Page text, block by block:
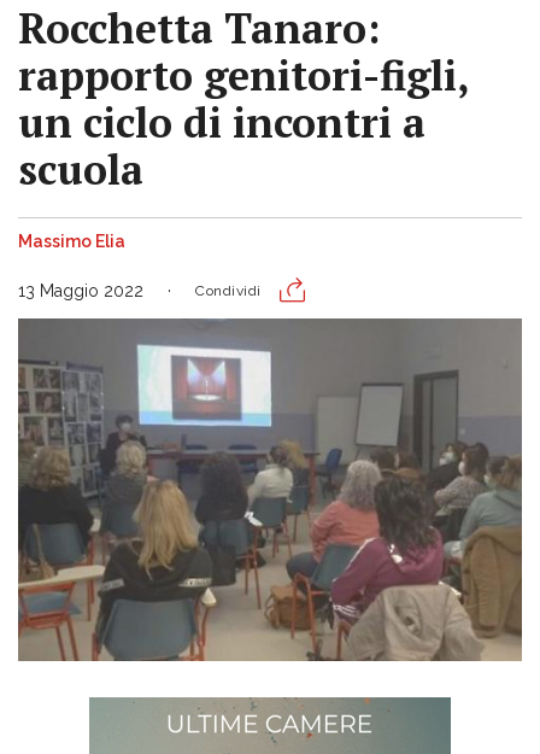
Rocchetta Tanaro:
rapporto genitori-figli,
un ciclo di incontri a
scuola
Massimo Elia
13 Maggio 2022 Condividi